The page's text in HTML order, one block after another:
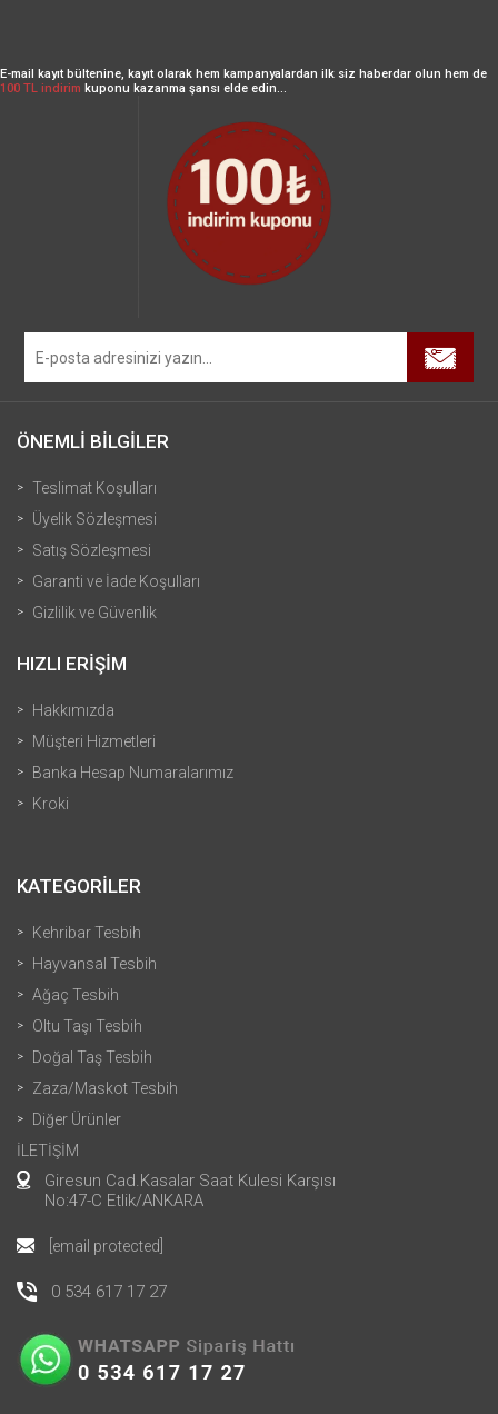
E-mail kayıt bültenine, kayıt olarak hem kampanyalardan ilk siz haberdar olun hem de
100 TL indirim kuponu kazanma şansı elde edin...
ÖNEMLİ BİLGİLER
Teslimat Koşulları
Üyelik Sözleşmesi
Satış Sözleşmesi
Garanti ve İade Koşulları
Gizlilik ve Güvenlik
HIZLI ERİŞİM
Hakkımızda
Müşteri Hizmetleri
Banka Hesap Numaralarımız
Kroki
KATEGORİLER
Kehribar Tesbih
Hayvansal Tesbih
Ağaç Tesbih
Oltu Taşı Tesbih
Doğal Taş Tesbih
Zaza/Maskot Tesbih
Diğer Ürünler
İLETİŞİM
Giresun Cad.Kasalar Saat Kulesi Karşısı
No:47-C Etlik/ANKARA
[email protected]
0 534 617 17 27